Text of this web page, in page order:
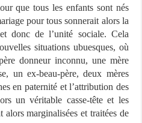
que tous les enfants sont nés
pour tous sonnerait alors la
donc de l’unité sociale. Cela
situations ubuesques, où
donneur inconnu, une mère
un ex-beau-père, deux mères
en paternité et l’attribution des
un véritable casse-tête et les
marginalisées et traitées de